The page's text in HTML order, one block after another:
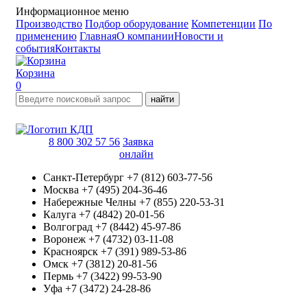
Информационное меню
Производство Подбор оборудование Компетенции По
применению ГлавнаяО компанииНовости и
событияКонтакты
Корзина
0
найти
8 800 302 57 56 Заявка
онлайн
Санкт-Петербург +7 (812) 603-77-56
Москва +7 (495) 204-36-46
Набережные Челны +7 (855) 220-53-31
Калуга +7 (4842) 20-01-56
Волгоград +7 (8442) 45-97-86
Воронеж +7 (4732) 03-11-08
Красноярск +7 (391) 989-53-86
Омск +7 (3812) 20-81-56
Пермь +7 (3422) 99-53-90
Уфа +7 (3472) 24-28-86